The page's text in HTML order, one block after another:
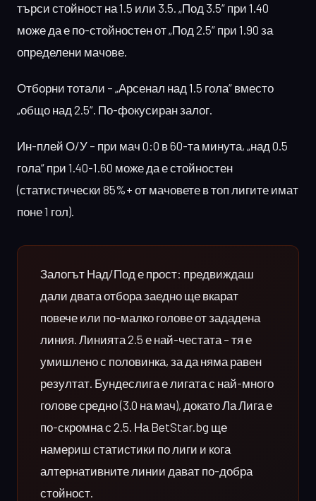
търси стойност на 1.5 или 3.5. „Под 3.5“ при 1.40
може да е по-стойностен от „Под 2.5“ при 1.90 за
определени мачове.
Отборни тотали – „Арсенал над 1.5 гола“ вместо
„общо над 2.5“. По-фокусиран залог.
Ин-плей О/У – при мач 0:0 в 60-та минута, „над 0.5
гола“ при 1.40-1.60 може да е стойностен
(статистически 85%+ от мачовете в топ лигите имат
поне 1 гол).
Залогът Над/Под е прост: предвиждаш
дали двата отбора заедно ще вкарат
повече или по-малко голове от зададена
линия. Линията 2.5 е най-честата – тя е
умишлено с половинка, за да няма равен
резултат. Бундеслига е лигата с най-много
голове средно (3.0 на мач), докато Ла Лига е
по-скромна с 2.5. На BetStar.bg ще
намериш статистики по лиги и кога
алтернативните линии дават по-добра
стойност.